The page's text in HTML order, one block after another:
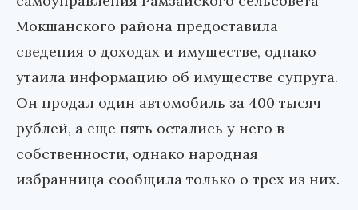
Мокшанского района предоставила
сведения о доходах и имуществе, однако
утаила информацию об имуществе супруга.
Он продал один автомобиль за 400 тысяч
рублей, а еще пять остались у него в
собственности, однако народная
избранница сообщила только о трех из них.